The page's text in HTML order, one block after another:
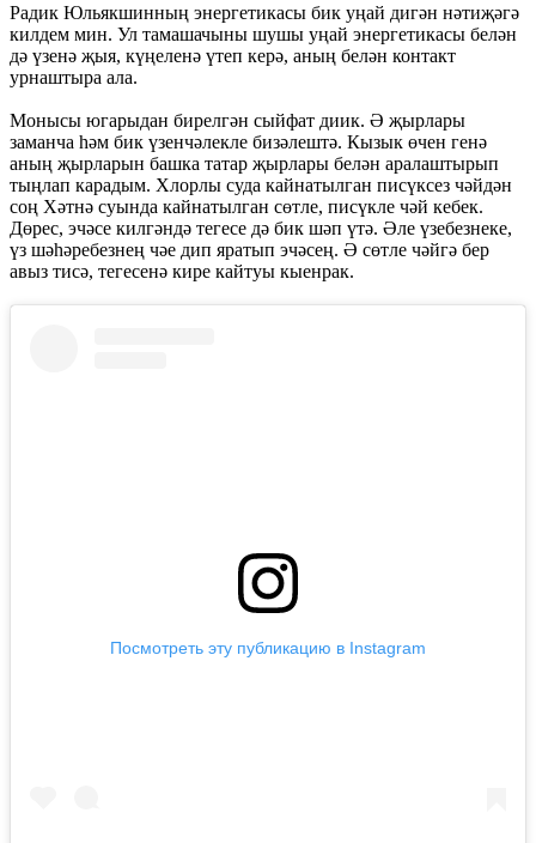
Радик Юльякшинның энергетикасы бик уңай дигән нәтиҗәгә
килдем мин. Ул тамашачыны шушы уңай энергетикасы белән
дә үзенә җыя, күңеленә үтеп керә, аның белән контакт
урнаштыра ала.
Монысы югарыдан бирелгән сыйфат диик. Ә җырлары
заманча һәм бик үзенчәлекле бизәлештә. Кызык өчен генә
аның җырларын башка татар җырлары белән аралаштырып
тыңлап карадым. Хлорлы суда кайнатылган писүксез чәйдән
соң Хәтнә суында кайнатылган сөтле, писүкле чәй кебек.
Дөрес, эчәсе килгәндә тегесе дә бик шәп үтә. Әле үзебезнеке,
үз шәһәребезнең чәе дип яратып эчәсең. Ә сөтле чәйгә бер
авыз тисә, тегесенә кире кайтуы кыенрак.
Посмотреть эту публикацию в Instagram